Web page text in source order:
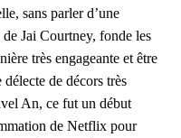
sans parler d’une
Jai Courtney, fonde les
très engageante et être
de décors très
An, ce fut un début
de Netflix pour